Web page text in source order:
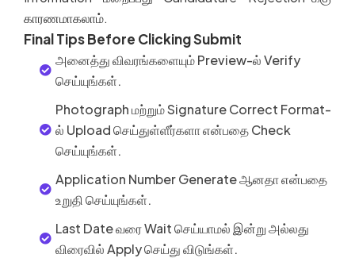
காரணமாகலாம்.
Final Tips Before Clicking Submit
அனைத்து விவரங்களையும் Preview-ல் Verify
செய்யுங்கள்.
Photograph மற்றும் Signature Correct Format-
ல் Upload செய்துள்ளீர்களா என்பதை Check
செய்யுங்கள்.
Application Number Generate ஆனதா என்பதை
உறுதி செய்யுங்கள்.
Last Date வரை Wait செய்யாமல் இன்று அல்லது
விரைவில் Apply செய்து விடுங்கள்.